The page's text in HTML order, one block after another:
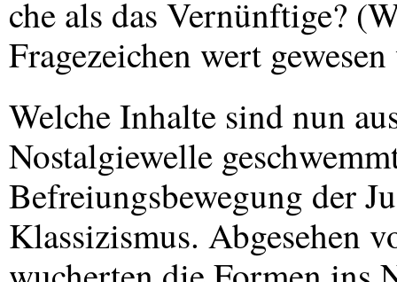
che als das Vernünftige?
Fragezeichen wert
Welche Inhalte sind nun
Nostalgiewelle
Befreiungsbewegung der
Klassizismus. Abgesehen